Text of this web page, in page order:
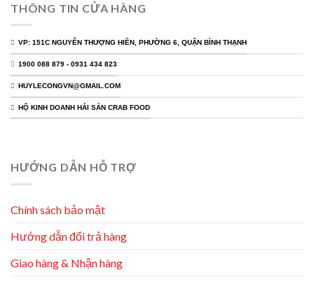
THÔNG TIN CỬA HÀNG
VP: 151C NGUYỄN THƯỢNG HIỀN, PHƯỜNG 6, QUẬN BÌNH THẠNH
1900 088 879 - 0931 434 823
HUYLECONGVN@GMAIL.COM
HỘ KINH DOANH HẢI SẢN CRAB FOOD
HƯỚNG DẪN HỖ TRỢ
Chính sách bảo mật
Hướng dẫn đổi trả hàng
Giao hàng & Nhận hàng